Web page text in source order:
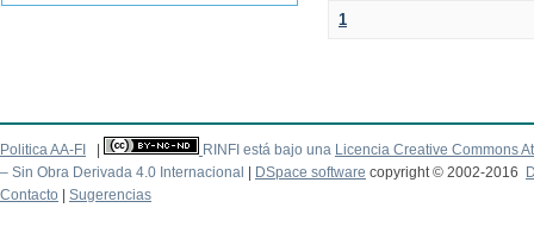
1
Politica AA-FI RINFI está bajo una Licencia Creative Commons
– Sin Obra Derivada 4.0 Internacional
DSpace software copyright © 2002-2016
Contacto
Sugerencias